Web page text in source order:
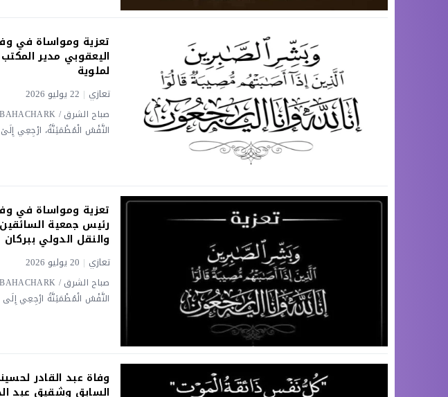
تعزية ومواساة في
اليعقوبي مدير
لملوية
تعازي | 22 يوليو 2026
النَّفْسُ الْمُطْمَئِنَّةُ، ارْجِعِي
تعزية ومواساة في
رئيس جمعية
والنقل الدولي ببركان
تعازي | 20 يوليو 2026
النَّفْسُ الْمُطْمَئِنَّةُ ارْجِعِي
وفاة عبد القادر
السابق وشقيق عبد